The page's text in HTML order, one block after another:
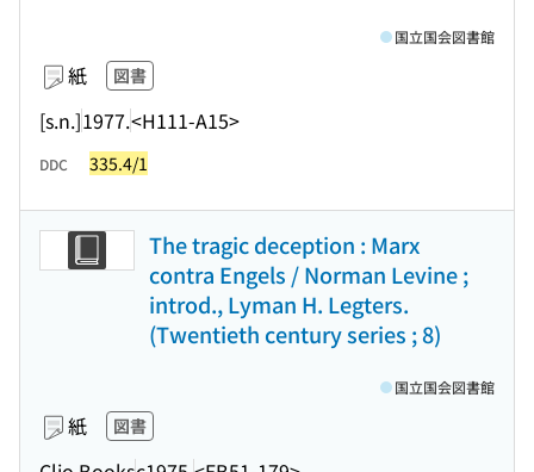
紙 図書
[s.n.]1977.<H111-A15>
国立国会図書館
DDC 335.4/1
The tragic deception : Marx
contra Engels / Norman Levine ;
introd., Lyman H. Legters.
(Twentieth century series ; 8)
紙 図書
国立国会図書館